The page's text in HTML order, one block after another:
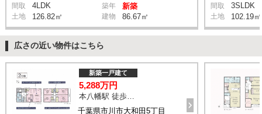
間取 4LDK 築年 新築
土地 126.82㎡ 建物 86.67㎡
間取 3SLDK
土地 102.19㎡
広さの近い物件はこちら
千葉県市川市大和田5丁目
新築一戸建て
5,288万円
本八幡駅 徒歩20分